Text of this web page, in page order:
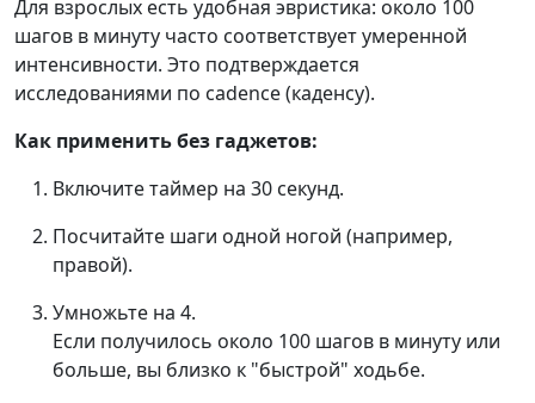
Для взрослых есть удобная эвристика: около 100
шагов в минуту часто соответствует умеренной
интенсивности. Это подтверждается
исследованиями по cadence (каденсу).
Как применить без гаджетов:
Включите таймер на 30 секунд.
Посчитайте шаги одной ногой (например,
правой).
Умножьте на 4.
Если получилось около 100 шагов в минуту или
больше, вы близко к "быстрой" ходьбе.